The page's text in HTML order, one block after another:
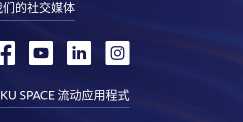
们的社交媒体
转
facebook
转
youtube
转
linkedin
转
instagram
SPACE 流动应用程式